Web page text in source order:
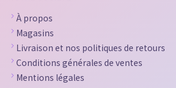
À propos
Magasins
Livraison et nos politiques de retours
Conditions générales de ventes
Mentions légales